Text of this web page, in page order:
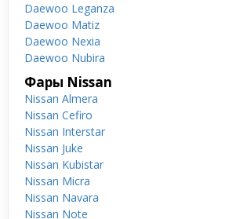
Daewoo Leganza
Daewoo Matiz
Daewoo Nexia
Daewoo Nubira
Фары Nissan
Nissan Almera
Nissan Cefiro
Nissan Interstar
Nissan Juke
Nissan Kubistar
Nissan Micra
Nissan Navara
Nissan Note